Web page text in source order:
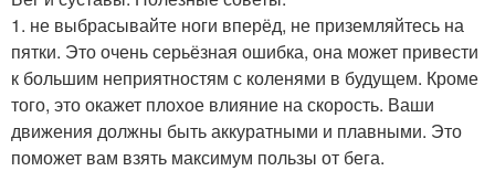
1. не выбрасывайте ноги вперёд, не приземляйтесь на
пятки. Это очень серьёзная ошибка, она может привести
к большим неприятностям с коленями в будущем. Кроме
того, это окажет плохое влияние на скорость. Ваши
движения должны быть аккуратными и плавными. Это
поможет вам взять максимум пользы от бега.